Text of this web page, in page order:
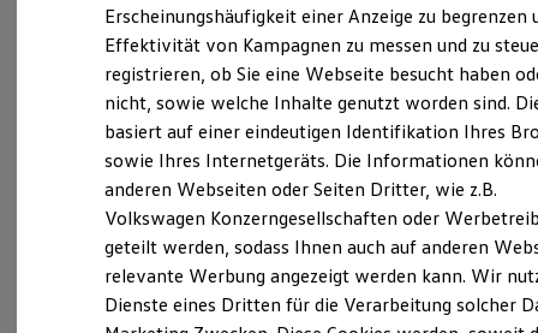
Ladezeitensimulator
Batterie
Sicherheit
Garantie und Lebensdauer
Nachhaltigkeit
Technologie
Kosten und Kauf
Verbrauchskosten
Kaufoptionen
E-Auto-Förderung
Software und Konnektivität
Die ID. Software 6
ID. Software Versionen und Updates
Digitale Extras
Schnittstellen zu Ihrem ID.
Fahrzeugangebot anfordern
Servicetermin buchen
Serviceanfrage stellen
Erscheinungshäufigkeit einer Anzeige zu begrenzen
Effektivität von Kampagnen zu messen und zu
registrieren, ob Sie eine Webseite besucht haben
nicht, sowie welche Inhalte genutzt worden sind.
basiert auf einer eindeutigen Identifikation Ihres
sowie Ihres Internetgeräts. Die Informationen
anderen Webseiten oder Seiten Dritter, wie z.B.
Volkswagen Konzerngesellschaften oder
geteilt werden, sodass Ihnen auch auf anderen
relevante Werbung angezeigt werden kann. Wir
Dienste eines Dritten für die Verarbeitung solcher